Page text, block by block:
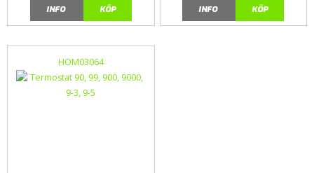
INFO
KÖP
INFO
KÖP
HOM03064